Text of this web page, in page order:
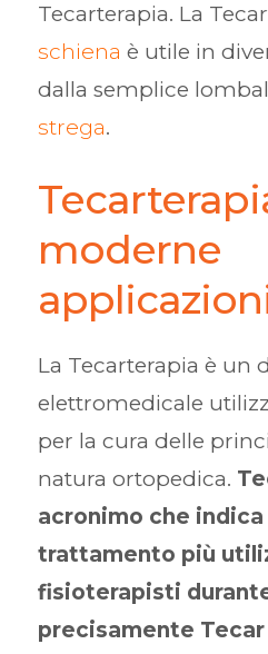
Tecarterapia. La
schiena è utile in
dalla semplice
strega.
moderne
La Tecarterapia è un
elettromedicale
per la cura delle
natura ortopedica.
acronimo che
trattamento più
fisioterapisti
precisamente